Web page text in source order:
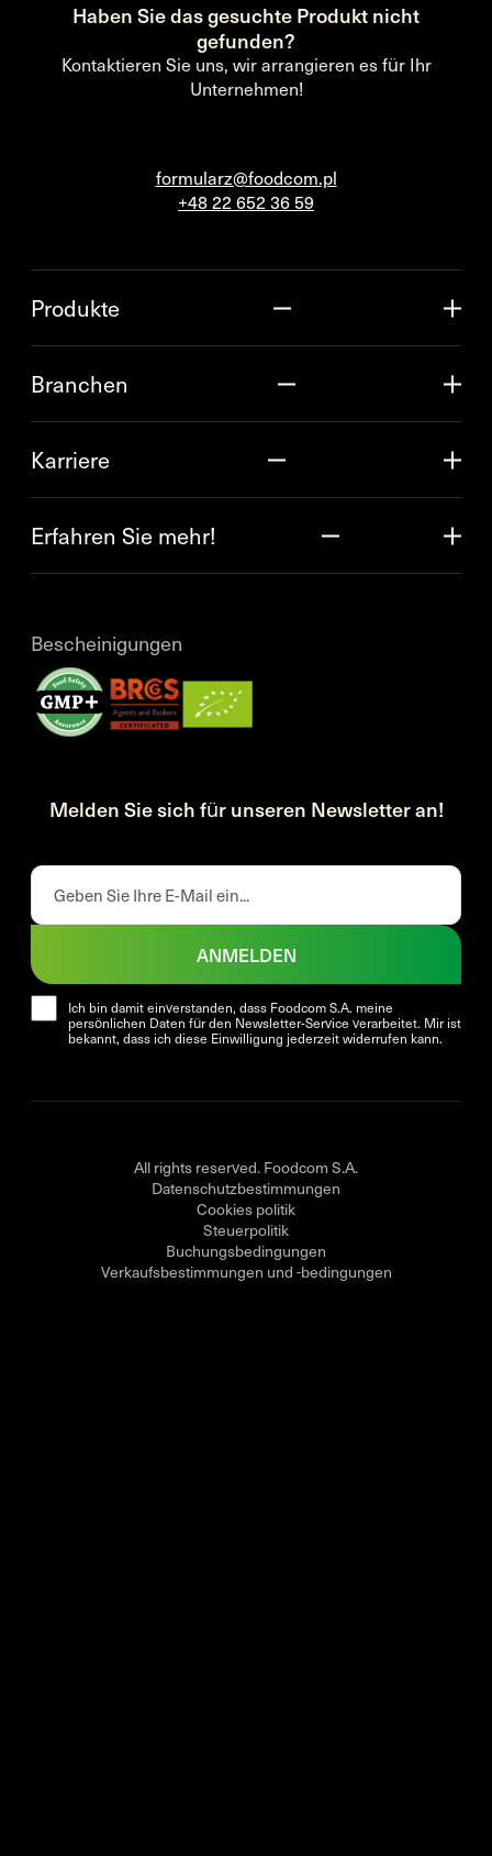
Haben Sie das gesuchte Produkt nicht
gefunden?
Kontaktieren Sie uns, wir arrangieren es für Ihr
Unternehmen!
formularz@foodcom.pl
+48 22 652 36 59
Produkte
Branchen
Karriere
Erfahren Sie mehr!
Bescheinigungen
Melden Sie sich für unseren Newsletter an!
Ich bin damit einverstanden, dass Foodcom S.A. meine
persönlichen Daten für den Newsletter-Service verarbeitet. Mir ist
bekannt, dass ich diese Einwilligung jederzeit widerrufen kann.
ANMELDEN
All rights reserved. Foodcom S.A.
Datenschutzbestimmungen
Cookies politik
Steuerpolitik
Buchungsbedingungen
Verkaufsbestimmungen und -bedingungen